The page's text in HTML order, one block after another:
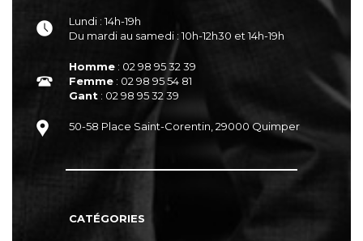
Lundi : 14h-19h
Du mardi au samedi : 10h-12h30 et 14h-19h
Homme : 02 98 95 32 39
Femme : 02 98 95 54 81
Gant : 02 98 95 32 39
50-58 Place Saint-Corentin, 29000 Quimper
CATÉGORIES